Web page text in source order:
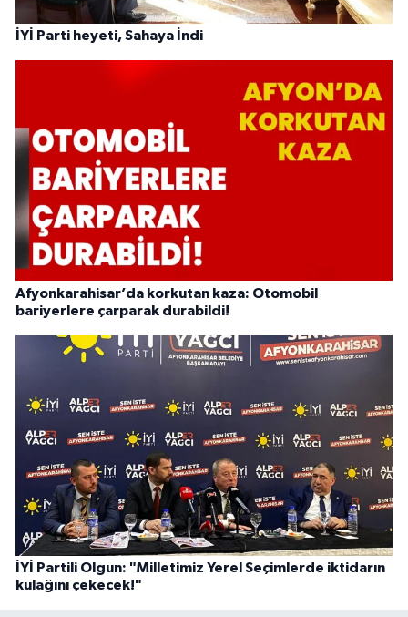
İYİ Parti heyeti, Sahaya İndi
Afyonkarahisar’da korkutan kaza: Otomobil
bariyerlere çarparak durabildi!
İYİ Partili Olgun: "Milletimiz Yerel Seçimlerde iktidarın
kulağını çekecek!"